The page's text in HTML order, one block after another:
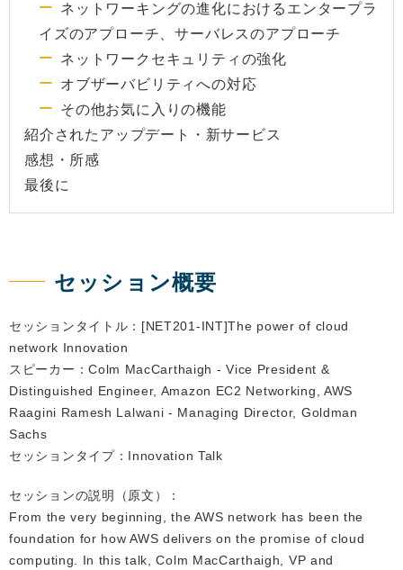
ネットワーキングの進化におけるエンタープラ
イズのアプローチ、サーバレスのアプローチ
ネットワークセキュリティの強化
オブザーバビリティへの対応
その他お気に入りの機能
紹介されたアップデート・新サービス
感想・所感
最後に
セッション概要
セッションタイトル：[NET201-INT]The power of cloud
network Innovation
スピーカー：Colm MacCarthaigh - Vice President &
Distinguished Engineer, Amazon EC2 Networking, AWS
Raagini Ramesh Lalwani - Managing Director, Goldman
Sachs
セッションタイプ：Innovation Talk
セッションの説明（原文）：
From the very beginning, the AWS network has been the
foundation for how AWS delivers on the promise of cloud
computing. In this talk, Colm MacCarthaigh, VP and